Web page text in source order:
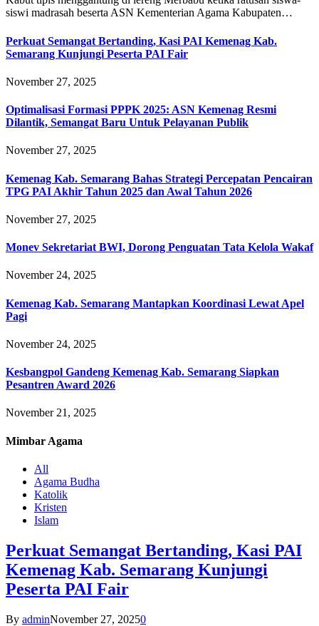
siswi madrasah beserta ASN Kementerian Agama Kabupaten…
Perkuat Semangat Bertanding, Kasi PAI Kemenag Kab.
Semarang Kunjungi Peserta PAI Fair
November 27, 2025
Optimalisasi Formasi PPPK 2025: ASN Kemenag Resmi
Dilantik, Semangat Baru Untuk Pelayanan Publik
November 27, 2025
Kemenag Kab. Semarang Bahas Strategi Percepatan Pencairan
TPG PAI Akhir Tahun 2025 dan Awal Tahun 2026
November 27, 2025
Monev Sekretariat BWI, Dorong Penguatan Tata Kelola Wakaf
November 24, 2025
Kemenag Kab. Semarang Mantapkan Koordinasi Lewat Apel
Pagi
November 24, 2025
Kesbangpol Gandeng Kemenag Kab. Semarang Siapkan
Pesantren Award 2026
November 21, 2025
Mimbar Agama
All
Agama Budha
Katolik
Kristen
Islam
Perkuat Semangat Bertanding, Kasi PAI
Kemenag Kab. Semarang Kunjungi
Peserta PAI Fair
By adminNovember 27, 20250